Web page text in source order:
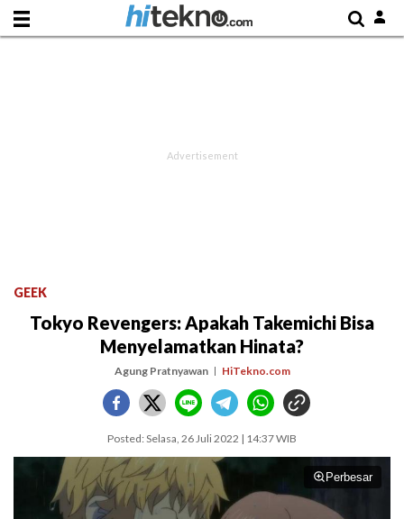
GEEK
Tokyo Revengers: Apakah Takemichi Bisa
Menyelamatkan Hinata?
Agung Pratnyawan HiTekno.com
Posted: Selasa, 26 Juli 2022 | 14:37 WIB
Perbesar